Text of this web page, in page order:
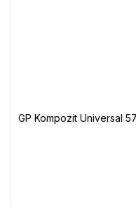
GP Kompozit Universal